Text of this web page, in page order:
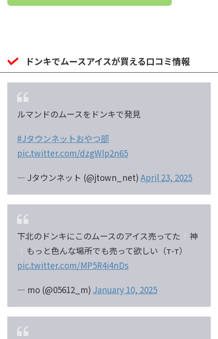
ドンキでムースアイスが買える口コミ情報
ルマンドのムースをドンキで発見
#Jタウンネットおやつ部
pic.twitter.com/dzgWlp2n65
— Jタウンネット (@jtown_net) April 23, 2025
下北のドンキにこのムースのアイス売ってた
神
もっと色んな場所でも売って欲しい（т-т）
pic.twitter.com/MP5R4i4nDs
— mo (@05612_m) January 10, 2025